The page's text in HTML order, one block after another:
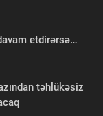
etdirərsə…
təhlükəsiz